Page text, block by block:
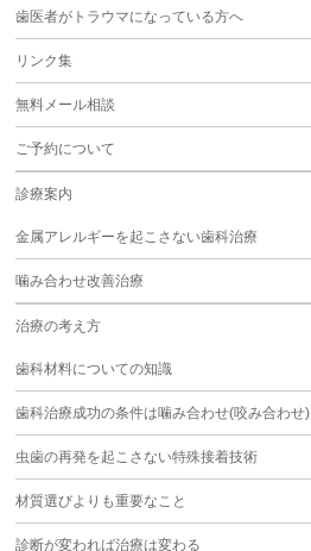
歯医者がトラウマになっている方へ
リンク集
無料メール相談
ご予約について
診療案内
金属アレルギーを起こさない歯科治療
噛み合わせ改善治療
治療の考え方
歯科材料についての知識
歯科治療成功の条件は噛み合わせ(咬み合わせ)
虫歯の再発を起こさない特殊接着技術
材質選びよりも重要なこと
診断が変われば治療は変わる